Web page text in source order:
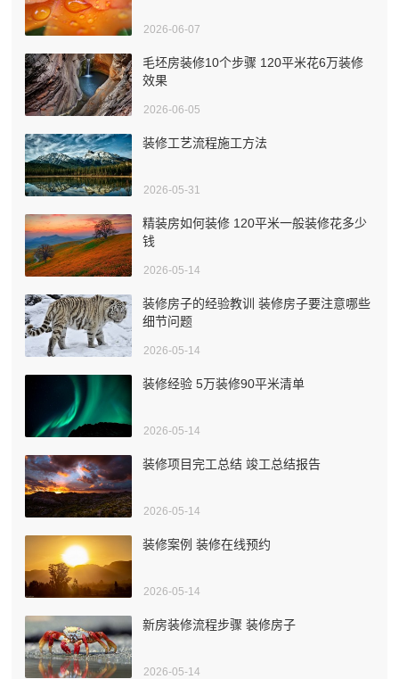
2026-06-07
毛坯房装修10个步骤 120平米花6万装修
效果
2026-06-05
装修工艺流程施工方法
2026-05-31
精装房如何装修 120平米一般装修花多少
钱
2026-05-14
装修房子的经验教训 装修房子要注意哪些
细节问题
2026-05-14
装修经验 5万装修90平米清单
2026-05-14
装修项目完工总结 竣工总结报告
2026-05-14
装修案例 装修在线预约
2026-05-14
新房装修流程步骤 装修房子
2026-05-14